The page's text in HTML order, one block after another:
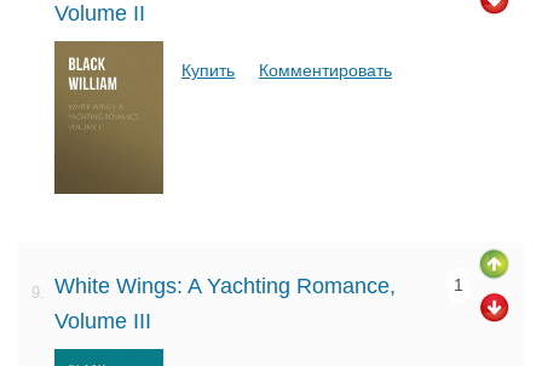
Volume II
Купить Комментировать
9.
White Wings: A Yachting Romance,
Volume III
1